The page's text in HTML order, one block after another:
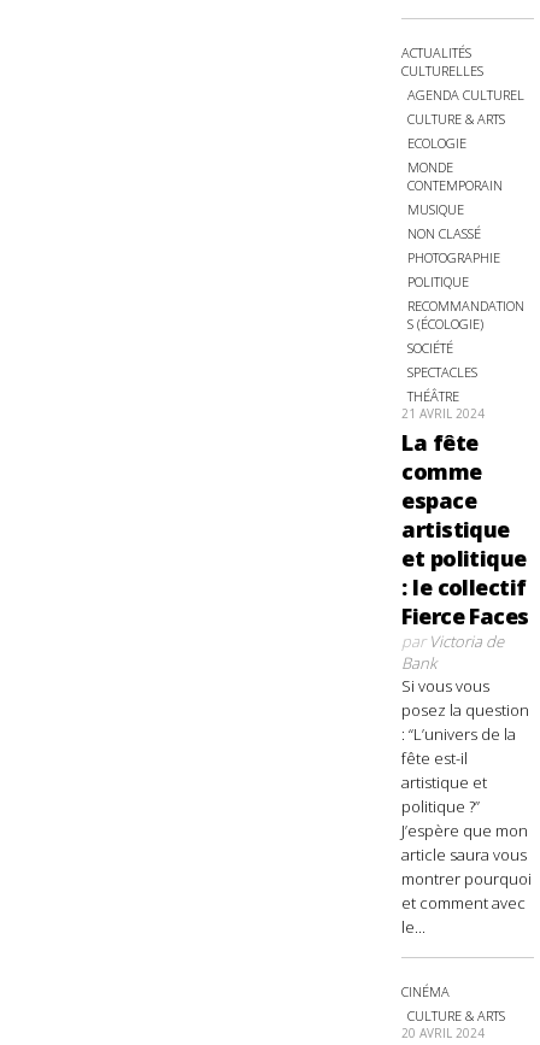
ACTUALITÉS
CULTURELLES
AGENDA CULTUREL
CULTURE & ARTS
ECOLOGIE
MONDE
CONTEMPORAIN
MUSIQUE
NON CLASSÉ
PHOTOGRAPHIE
POLITIQUE
RECOMMANDATION
S (ÉCOLOGIE)
SOCIÉTÉ
SPECTACLES
THÉÂTRE
21 AVRIL 2024
La fête
comme
espace
artistique
et politique
: le collectif
Fierce Faces
parVictoria de
Bank
Si vous vous
posez la question
: “L’univers de la
fête est-il
artistique et
politique ?”
J’espère que mon
article saura vous
montrer pourquoi
et comment avec
le...
CINÉMA
CULTURE & ARTS
20 AVRIL 2024